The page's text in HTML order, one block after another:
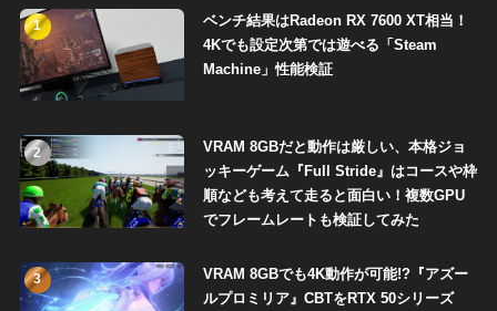
1
ベンチ結果はRadeon RX 7600 XT相当！
4Kでも設定次第では遊べる「Steam
Machine」性能検証
2
VRAM 8GBだと動作は厳しい、本格ジョ
ッキーゲーム『Full Stride』はコースや枠
順なども考えて走ると面白い！複数GPU
でフレームレートも検証してみた
3
VRAM 8GBでも4K動作が可能!?『アズー
ルプロミリア』CBTをRTX 50シリーズ